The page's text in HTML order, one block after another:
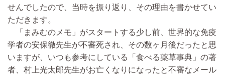
せんでしたので、当時を振り返り、その理由を書かせてい
ただきます。
「まみむのメモ」がスタートする少し前、世界的な免疫
学者の安保徹先生が不審死され、その数ヶ月後だったと思
いますが、いつも参考にしている「食べる薬草事典」の著
者、村上光太郎先生がお亡くなりになったと不審なメール